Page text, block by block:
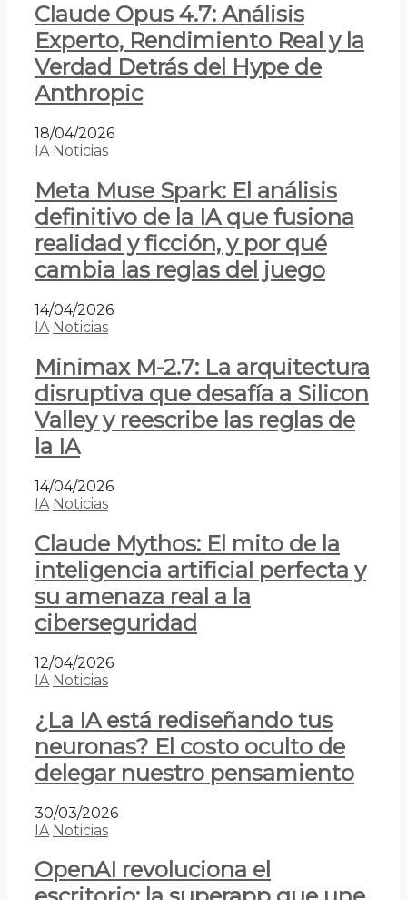
Claude Opus 4.7: Análisis
Experto, Rendimiento Real y la
Verdad Detrás del Hype de
Anthropic
18/04/2026
IA Noticias
Meta Muse Spark: El análisis
definitivo de la IA que fusiona
realidad y ficción, y por qué
cambia las reglas del juego
14/04/2026
IA Noticias
Minimax M-2.7: La arquitectura
disruptiva que desafía a Silicon
Valley y reescribe las reglas de
la IA
14/04/2026
IA Noticias
Claude Mythos: El mito de la
inteligencia artificial perfecta y
su amenaza real a la
ciberseguridad
12/04/2026
IA Noticias
¿La IA está rediseñando tus
neuronas? El costo oculto de
delegar nuestro pensamiento
30/03/2026
IA Noticias
OpenAI revoluciona el